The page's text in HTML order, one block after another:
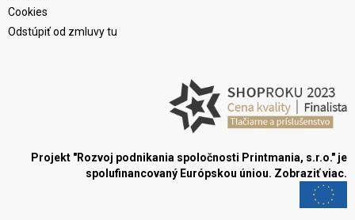
Cookies
Odstúpiť od zmluvy tu
Projekt "Rozvoj podnikania spoločnosti Printmania, s.r.o." je
spolufinancovaný Európskou úniou. Zobraziť viac.